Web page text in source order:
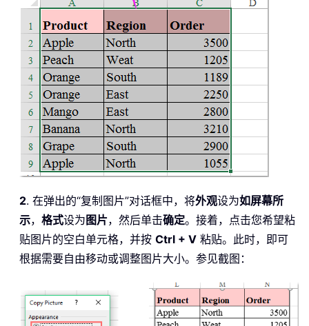
2. 在弹出的“复制图片”对话框中，将外观设为如屏幕所
示， 格式设为 图片，然后单击确定。接着，点击您希望粘
贴图片的空白单元格，并按 Ctrl + V 粘贴。此时，即可
根据需要自由移动或调整图片大小。参见截图：